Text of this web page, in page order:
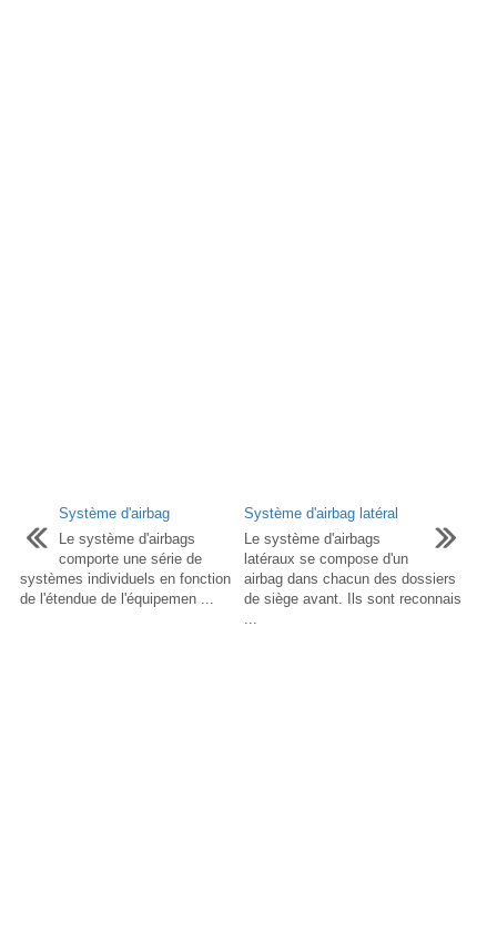
Système d'airbag
Le système d'airbags
comporte une série de
systèmes individuels en fonction
de l'étendue de l'équipemen ...
Système d'airbag latéral
Le système d'airbags
latéraux se compose d'un
airbag dans chacun des dossiers
de siège avant. Ils sont reconnais
...